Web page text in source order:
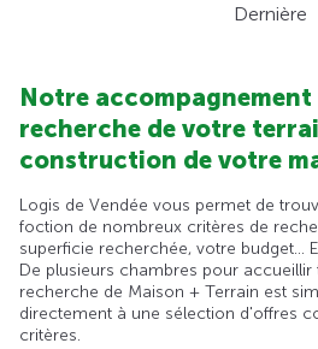
Dernière
Notre
recherche de votre
construction de votre
Logis de Vendée vous permet de
foction de nombreux critères de
superficie recherchée, votre budget...
De plusieurs chambres pour accueillir
recherche de Maison + Terrain est
directement à une sélection d'offres
critères.